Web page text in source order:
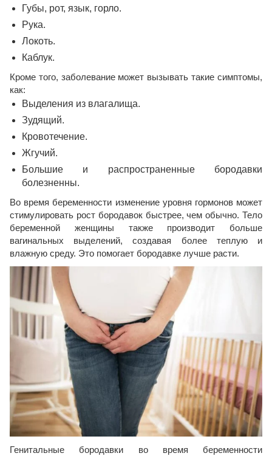
Губы, рот, язык, горло.
Рука.
Локоть.
Каблук.
Кроме того, заболевание может вызывать такие симптомы,
как:
Выделения из влагалища.
Зудящий.
Кровотечение.
Жгучий.
Большие и распространенные бородавки
болезненны.
Во время беременности изменение уровня гормонов может
стимулировать рост бородавок быстрее, чем обычно. Тело
беременной женщины также производит больше
вагинальных выделений, создавая более теплую и
влажную среду. Это помогает бородавке лучше расти.
Генитальные бородавки во время беременности